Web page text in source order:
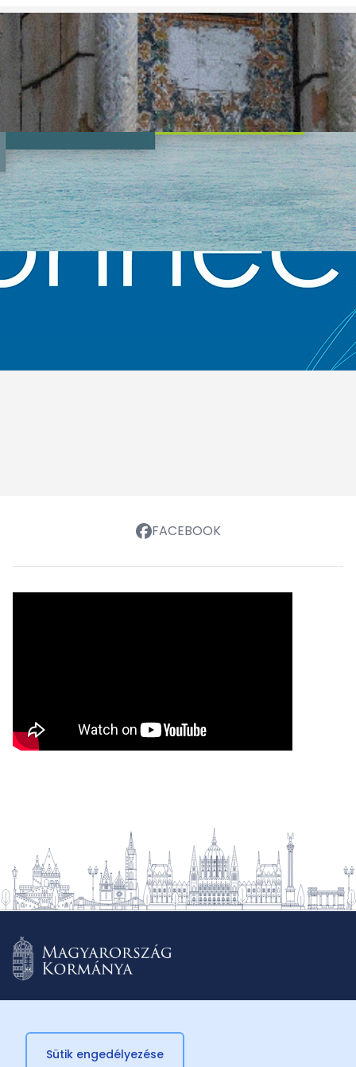
FACEBOOK
Sütik engedélyezése